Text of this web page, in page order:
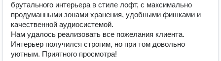
брутального интерьера в стиле лофт, с максимально
продуманными зонами хранения, удобными фишками и
качественной аудиосистемой.
Нам удалось реализовать все пожелания клиента.
Интерьер получился строгим, но при том довольно
уютным. Приятного просмотра!